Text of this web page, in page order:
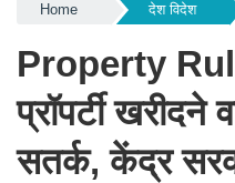
Home देश विदेश
Property
प्रॉपर्टी
सतर्क, केंद्र